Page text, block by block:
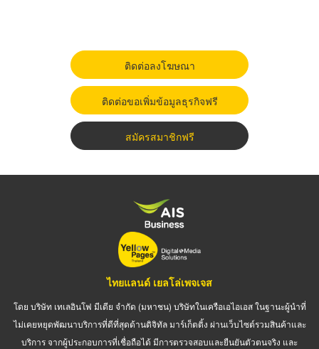
ติดต่อลงโฆษณา
ติดต่อขอเพิ่มข้อมูลธุรกิจฟรี
สมัครสมาชิกฟรี
ไทยแลนด์ เยลโล่เพจเจส
โดย บริษัท เทเลอินโฟ มีเดีย จำกัด (มหาชน) บริษัทในเครือเอไอเอส ในฐานะผู้นำที่
ไม่เคยหยุดพัฒนาบริการที่ดีที่สุดด้านดิจิทัล มาร์เก็ตติ้ง ผ่านเว็บไซต์รวมสินค้าและ
บริการ จากผู้ประกอบการที่เชื่อถือได้ มีการตรวจสอบและยืนยันตัวตนจริง และ